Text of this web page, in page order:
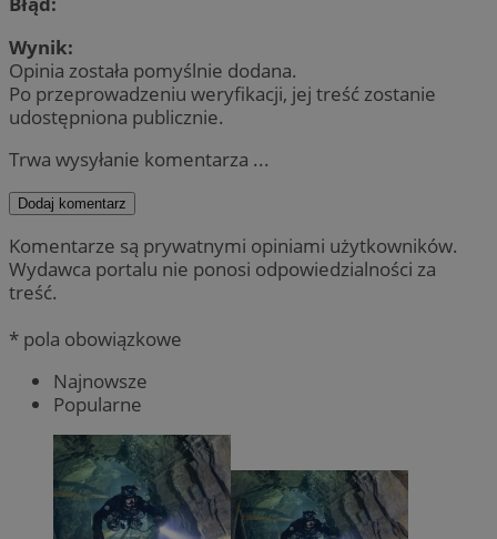
Wynik:
Opinia została pomyślnie dodana.
Po przeprowadzeniu weryfikacji, jej treść zostanie
udostępniona publicznie.
Trwa wysyłanie komentarza ...
Dodaj komentarz
Komentarze są prywatnymi opiniami użytkowników.
Wydawca portalu nie ponosi odpowiedzialności za
treść.
* pola obowiązkowe
Najnowsze
Popularne